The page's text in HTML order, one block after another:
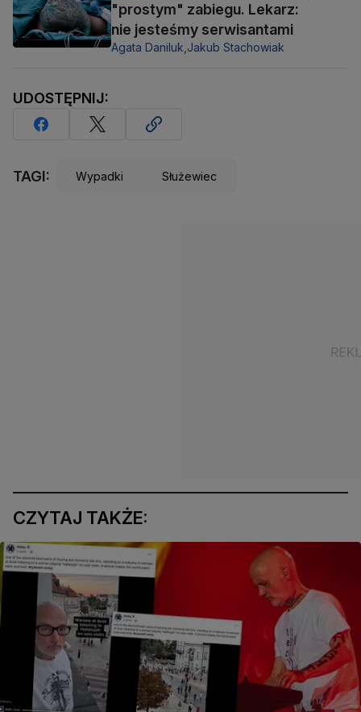
"prostym" zabiegu. Lekarz:
nie jesteśmy serwisantami
Agata Daniluk, Jakub Stachowiak
UDOSTĘPNIJ:
TAGI: Wypadki Służewiec
CZYTAJ TAKŻE: